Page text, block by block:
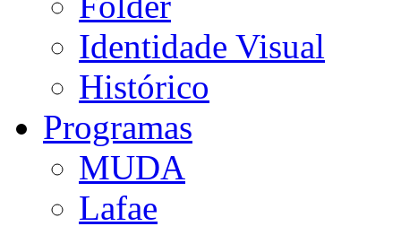
Identidade Visual
Histórico
Programas
MUDA
Lafae